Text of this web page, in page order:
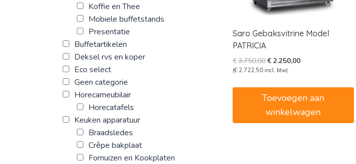
Saro Gebaksvitrine Model
PATRICIA
€3.750,00Oorspronkelijke
prijs
€3.750,00.
€2.250,00Huidige
(€ 2.722,50incl. btw)
Toevoegen aan
winkelwagen
Koffie en Thee
Mobiele buffetstands
Presentatie
Buffetartikelen
Deksel rvs en koper
Eco select
Geen categorie
Horecameubilair
Horecatafels
Keuken apparatuur
Braadsledes
Crêpe bakplaat
Fornuizen en Kookplaten